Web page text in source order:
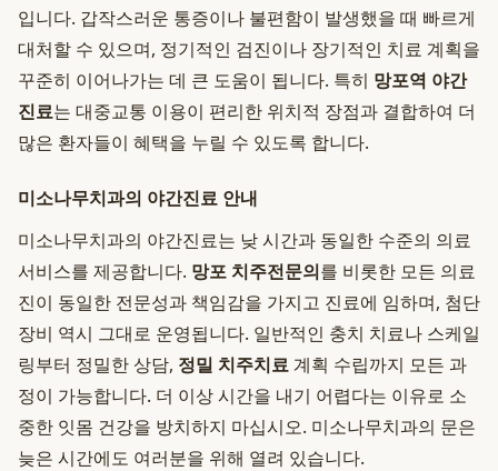
입니다. 갑작스러운 통증이나 불편함이 발생했을 때 빠르게
대처할 수 있으며, 정기적인 검진이나 장기적인 치료 계획을
꾸준히 이어나가는 데 큰 도움이 됩니다. 특히 망포역 야간
진료는 대중교통 이용이 편리한 위치적 장점과 결합하여 더
많은 환자들이 혜택을 누릴 수 있도록 합니다.
미소나무치과의 야간진료 안내
미소나무치과의 야간진료는 낮 시간과 동일한 수준의 의료
서비스를 제공합니다. 망포 치주전문의를 비롯한 모든 의료
진이 동일한 전문성과 책임감을 가지고 진료에 임하며, 첨단
장비 역시 그대로 운영됩니다. 일반적인 충치 치료나 스케일
링부터 정밀한 상담, 정밀 치주치료 계획 수립까지 모든 과
정이 가능합니다. 더 이상 시간을 내기 어렵다는 이유로 소
중한 잇몸 건강을 방치하지 마십시오. 미소나무치과의 문은
늦은 시간에도 여러분을 위해 열려 있습니다.